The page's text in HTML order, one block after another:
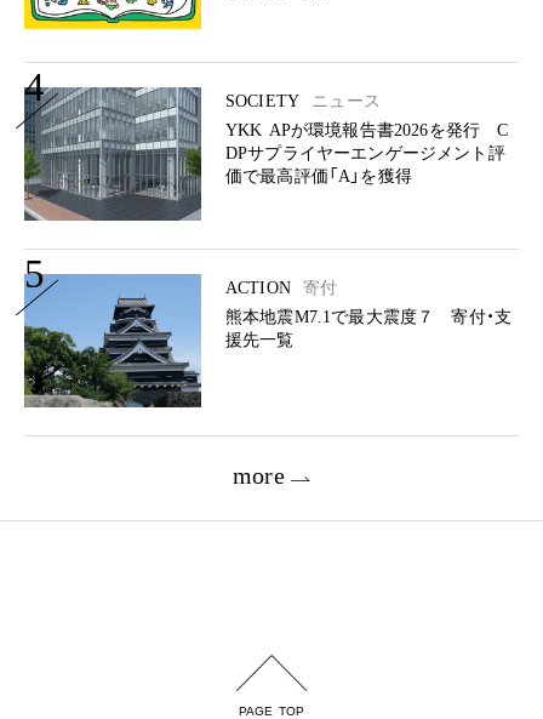
4 SOCIETY
ニュース
YKK APが環境報告書2026を発行 C
DPサプライヤーエンゲージメント評
価で最高評価「A」を獲得
5 ACTION
寄付
熊本地震M7.1で最大震度７ 寄付・支
援先一覧
more
PAGE TOP